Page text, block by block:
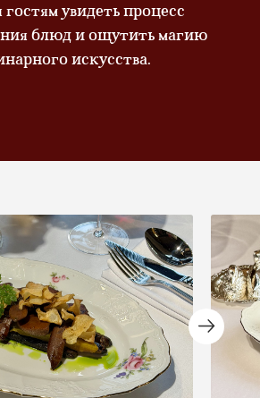
гостям увидеть процесс
блюд и ощутить магию
искусства.